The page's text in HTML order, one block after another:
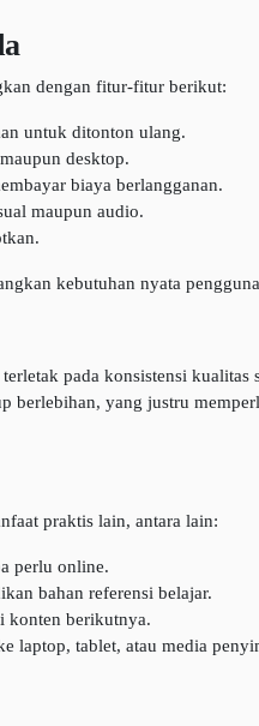
dengan fitur-fitur berikut:
untuk ditonton ulang.
desktop.
biaya berlangganan.
maupun audio.
kebutuhan nyata
pada konsistensi
yang justru
praktis lain, antara lain:
perlu online.
bahan referensi belajar.
konten berikutnya.
laptop, tablet, atau media